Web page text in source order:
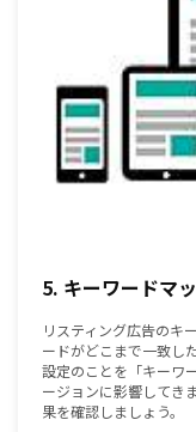
5. キーワードマ
リスティング広告のキ
ードがどこまで一致し
設定のことを「キーワ
ージョンに影響してき
果を確認しましょう。